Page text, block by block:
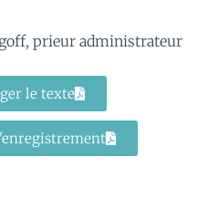
prieur administrateur
le texte